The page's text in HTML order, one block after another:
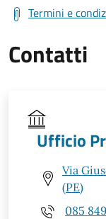
Termini e
Contatti
Ufficio
Via
(PE)
085